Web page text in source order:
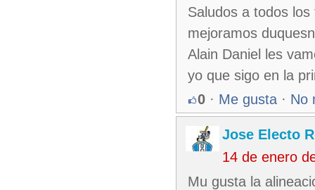
Saludos a todos
mejoramos
Alain Daniel les
yo que sigo en la
0 · Me gusta · No
Jose Electo
14 de enero
Mu gusta la